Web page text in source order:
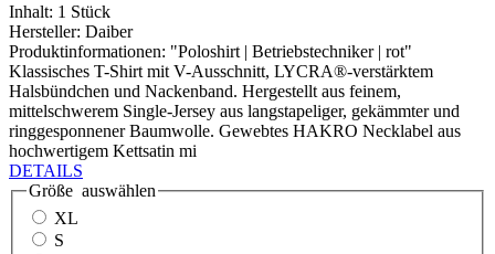
Inhalt: 1 Stück
Hersteller: Daiber
Produktinformationen: "Poloshirt | Betriebstechniker | rot"
Klassisches T-Shirt mit V-Ausschnitt, LYCRA®-verstärktem
Halsbündchen und Nackenband. Hergestellt aus feinem,
mittelschwerem Single-Jersey aus langstapeliger, gekämmter und
ringgesponnener Baumwolle. Gewebtes HAKRO Necklabel aus
hochwertigem Kettsatin mi
DETAILS
Größe auswählen
XL
S